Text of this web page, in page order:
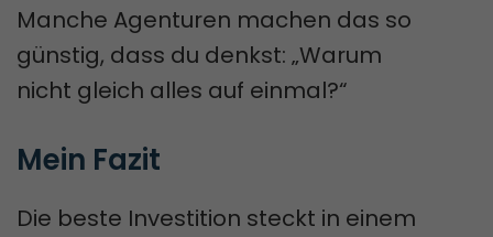
Manche Agenturen machen das so
günstig, dass du denkst: „Warum
nicht gleich alles auf einmal?“
Mein Fazit
Die beste Investition steckt in einem